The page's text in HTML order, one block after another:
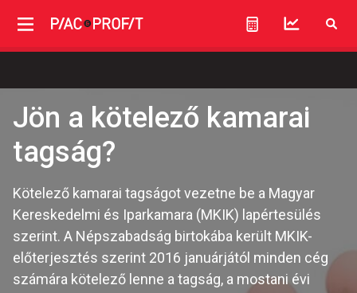
Jön a kötelező kamarai
tagság?
Kötelező kamarai tagságot vezetne be a Magyar
Kereskedelmi és Iparkamara (MKIK) lapértesülés
szerint. A Népszabadság birtokába került MKIK-
előterjesztés szerint 2016 januárjától minden cég
számára kötelező lenne a tagság, a mostani évi